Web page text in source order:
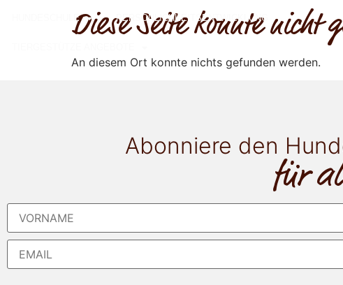
HUNDESCHULE PERSÖNLICHKEITSENTWICKLUNG
Diese Seite konnte nicht
An diesem Ort konnte nichts gefunden werden.
Abonniere den
für